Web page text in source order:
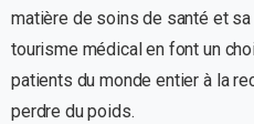
matière de soins de santé et
tourisme médical en font un
patients du monde entier à la
perdre du poids.